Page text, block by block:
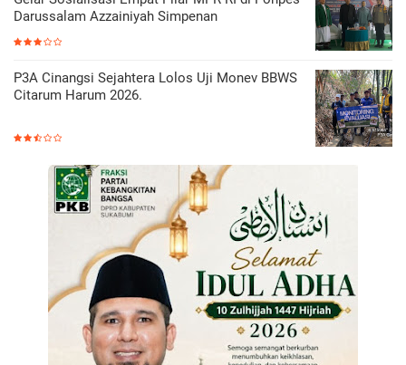
Darussalam Azzainiyah Simpenan
P3A Cinangsi Sejahtera Lolos Uji Monev BBWS
Citarum Harum 2026.